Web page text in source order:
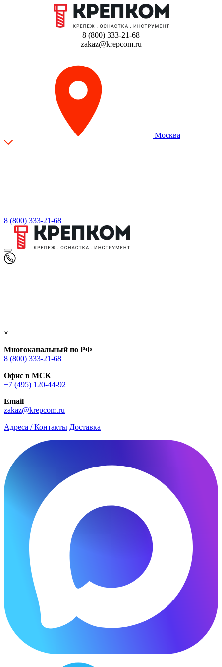
8 (800) 333-21-68
zakaz@krepcom.ru
Москва
8 (800) 333-21-68
×
Многоканальный по РФ
8 (800) 333‑21-68
Офис в МСК
+7 (495) 120-44-92
Email
zakaz@krepcom.ru
Адреса / Контакты Доставка